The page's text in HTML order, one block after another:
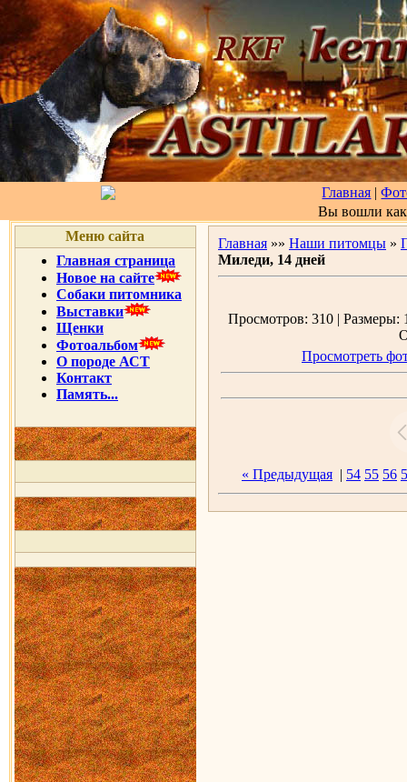
Главная |
Вы вошли
Меню сайта
Главная страница
Новое на сайте
Собаки питомника
Выставки
Щенки
Фотоальбом
О породе АСТ
Контакт
Память...
Главная »» Наши питомцы »
Миледи, 14 дней
Просмотров: 310 | Размеры:
Просмотреть
« Предыдущая | 54 55 56